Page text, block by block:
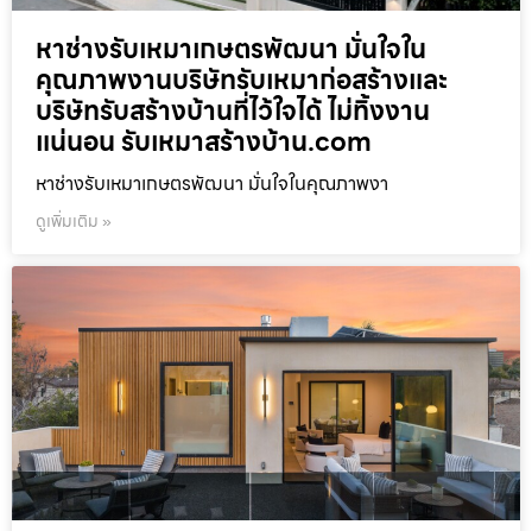
หาช่างรับเหมาเกษตรพัฒนา มั่นใจใน
คุณภาพงานบริษัทรับเหมาก่อสร้างและ
บริษัทรับสร้างบ้านที่ไว้ใจได้ ไม่ทิ้งงาน
แน่นอน รับเหมาสร้างบ้าน.com
หาช่างรับเหมาเกษตรพัฒนา มั่นใจในคุณภาพงา
ดูเพิ่มเติม »